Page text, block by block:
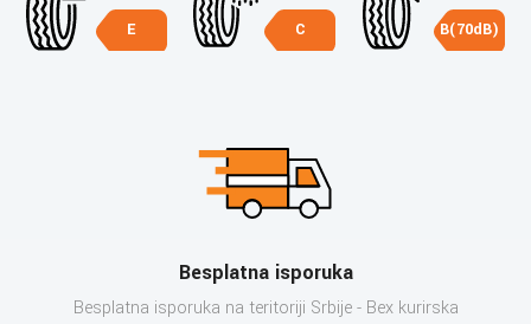
E C B(70dB)
Besplatna isporuka
Besplatna isporuka na teritoriji Srbije - Bex kurirska